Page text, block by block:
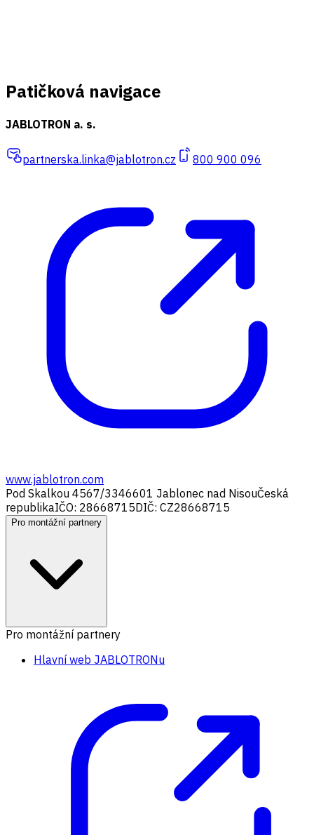
Patičková navigace
JABLOTRON a. s.
partnerska.linka@jablotron.cz 800 900 096
www.jablotron.com
Pod Skalkou 4567/3346601 Jablonec nad NisouČeská
republikaIČO: 28668715DIČ: CZ28668715
Pro montážní partnery
Pro montážní partnery
Hlavní web JABLOTRONu